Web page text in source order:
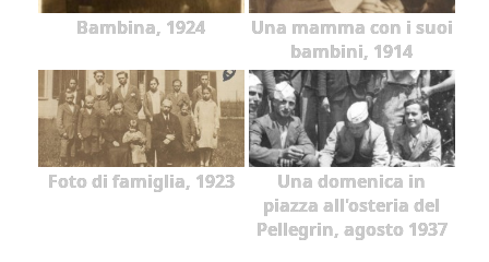
Bambina, 1924
Una mamma con i suoi
bambini, 1914
Foto di famiglia, 1923
Una domenica in
piazza all'osteria del
Pellegrin, agosto 1937